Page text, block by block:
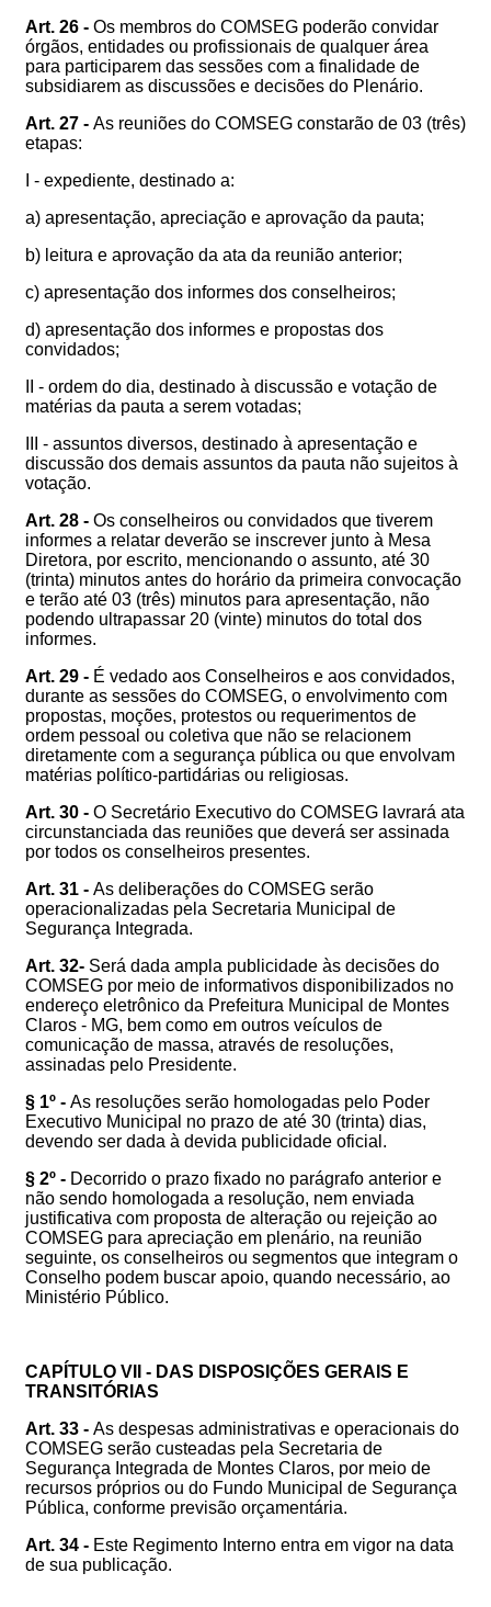
Art. 26 - Os membros do COMSEG poderão convidar
órgãos, entidades ou profissionais de qualquer área
para participarem das sessões com a finalidade de
subsidiarem as discussões e decisões do Plenário.
Art. 27 - As reuniões do COMSEG constarão de 03 (três)
etapas:
I - expediente, destinado a:
a) apresentação, apreciação e aprovação da pauta;
b) leitura e aprovação da ata da reunião anterior;
c) apresentação dos informes dos conselheiros;
d) apresentação dos informes e propostas dos
convidados;
II - ordem do dia, destinado à discussão e votação de
matérias da pauta a serem votadas;
III - assuntos diversos, destinado à apresentação e
discussão dos demais assuntos da pauta não sujeitos à
votação.
Art. 28 - Os conselheiros ou convidados que tiverem
informes a relatar deverão se inscrever junto à Mesa
Diretora, por escrito, mencionando o assunto, até 30
(trinta) minutos antes do horário da primeira convocação
e terão até 03 (três) minutos para apresentação, não
podendo ultrapassar 20 (vinte) minutos do total dos
informes.
Art. 29 - É vedado aos Conselheiros e aos convidados,
durante as sessões do COMSEG, o envolvimento com
propostas, moções, protestos ou requerimentos de
ordem pessoal ou coletiva que não se relacionem
diretamente com a segurança pública ou que envolvam
matérias político-partidárias ou religiosas.
Art. 30 - O Secretário Executivo do COMSEG lavrará ata
circunstanciada das reuniões que deverá ser assinada
por todos os conselheiros presentes.
Art. 31 - As deliberações do COMSEG serão
operacionalizadas pela Secretaria Municipal de
Segurança Integrada.
Art. 32- Será dada ampla publicidade às decisões do
COMSEG por meio de informativos disponibilizados no
endereço eletrônico da Prefeitura Municipal de Montes
Claros - MG, bem como em outros veículos de
comunicação de massa, através de resoluções,
assinadas pelo Presidente.
§ 1º - As resoluções serão homologadas pelo Poder
Executivo Municipal no prazo de até 30 (trinta) dias,
devendo ser dada à devida publicidade oficial.
§ 2º - Decorrido o prazo fixado no parágrafo anterior e
não sendo homologada a resolução, nem enviada
justificativa com proposta de alteração ou rejeição ao
COMSEG para apreciação em plenário, na reunião
seguinte, os conselheiros ou segmentos que integram o
Conselho podem buscar apoio, quando necessário, ao
Ministério Público.
CAPÍTULO VII - DAS DISPOSIÇÕES GERAIS E
TRANSITÓRIAS
Art. 33 - As despesas administrativas e operacionais do
COMSEG serão custeadas pela Secretaria de
Segurança Integrada de Montes Claros, por meio de
recursos próprios ou do Fundo Municipal de Segurança
Pública, conforme previsão orçamentária.
Art. 34 - Este Regimento Interno entra em vigor na data
de sua publicação.